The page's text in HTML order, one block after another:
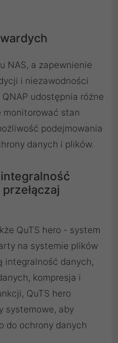
NAS, a zapewnienie
i niezawodności
udostępnia różne
monitorować stan
podejmowania
danych i plików.
QuTS hero - system
na systemie plików
integralność danych,
kompresja i
QuTS hero
systemowe, aby
do ochrony danych